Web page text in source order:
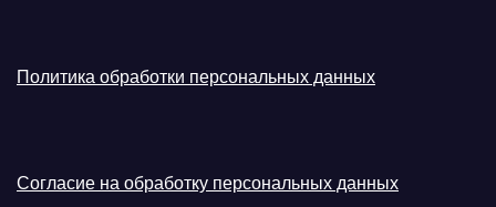
Политика обработки персональных данных
Согласие на обработку персональных данных